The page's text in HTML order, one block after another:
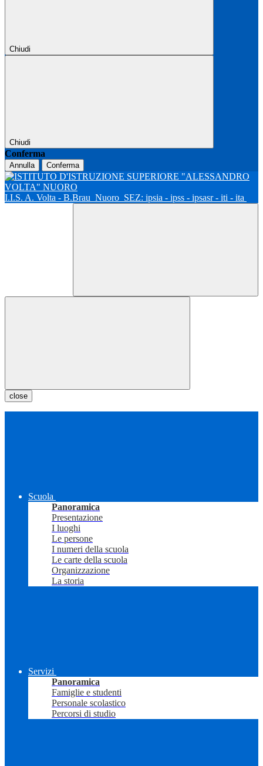
Chiudi
Chiudi
Conferma
Annulla Conferma
I.I.S. A. Volta - B.Brau Nuoro SEZ: ipsia - ipss - ipsasr - iti - ita
close
Scuola
Panoramica
Presentazione
I luoghi
Le persone
I numeri della scuola
Le carte della scuola
Organizzazione
La storia
Servizi
Panoramica
Famiglie e studenti
Personale scolastico
Percorsi di studio